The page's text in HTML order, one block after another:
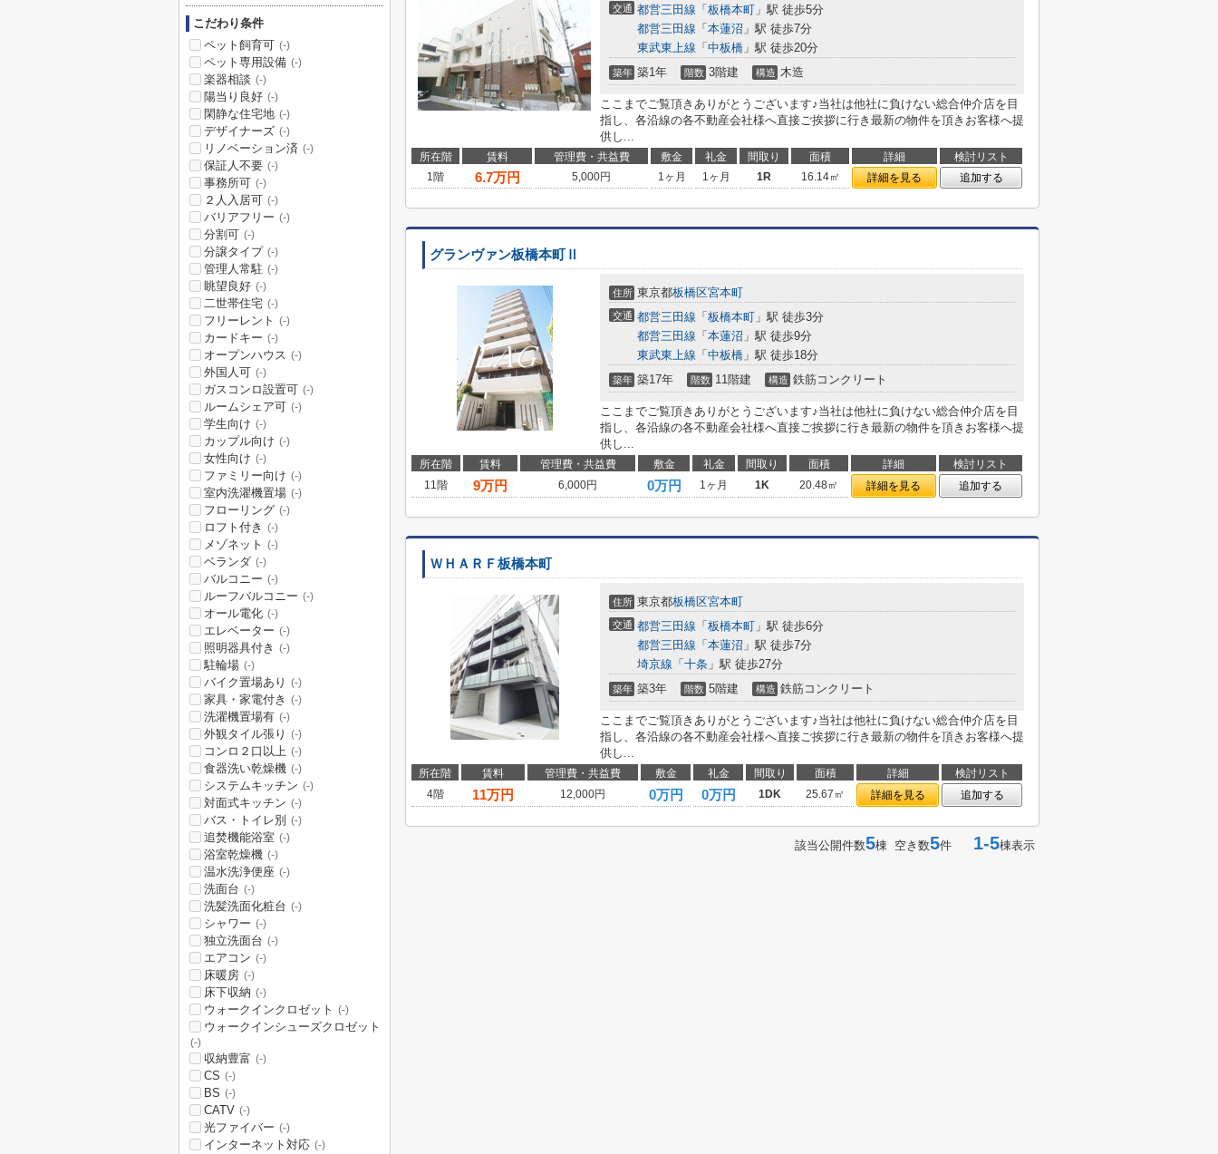
交通 都営三田線 「 板橋本町 」駅 徒歩5分
都営三田線 「 本蓮沼 」駅 徒歩7分
東武東上線 「 中板橋 」駅 徒歩20分
築年 築1年 階数 3階建 構造 木造
ここまでご覧頂きありがとうございます♪当社は他社に負けない総合仲介店を目
指し、各沿線の各不動産会社様へ直接ご挨拶に行き最新の物件を頂きお客様へ提
供し...
所在階 賃料 管理費・共益費 敷金 礼金 間取り 面積 詳細
検討リスト
1階
6.7万円 5,000円 1ヶ月 1ヶ月 1R 16.14㎡ 詳細を見る 追加する
グランヴァン板橋本町Ⅱ
住所 東京都板橋区宮本町
交通 都営三田線 「 板橋本町 」駅 徒歩3分
都営三田線 「 本蓮沼 」駅 徒歩9分
東武東上線 「 中板橋 」駅 徒歩18分
築年 築17年 階数 11階建 構造 鉄筋コンクリート
ここまでご覧頂きありがとうございます♪当社は他社に負けない総合仲介店を目
指し、各沿線の各不動産会社様へ直接ご挨拶に行き最新の物件を頂きお客様へ提
供し...
所在階 賃料 管理費・共益費 敷金 礼金 間取り 面積 詳細
検討リスト
11階
9万円 6,000円 0万円 1ヶ月 1K 20.48㎡ 詳細を見る 追加する
ＷＨＡＲＦ板橋本町
住所 東京都板橋区宮本町
交通 都営三田線 「 板橋本町 」駅 徒歩6分
都営三田線 「 本蓮沼 」駅 徒歩7分
埼京線 「 十条 」駅 徒歩27分
築年 築3年 階数 5階建 構造 鉄筋コンクリート
ここまでご覧頂きありがとうございます♪当社は他社に負けない総合仲介店を目
指し、各沿線の各不動産会社様へ直接ご挨拶に行き最新の物件を頂きお客様へ提
供し...
所在階 賃料 管理費・共益費 敷金 礼金 間取り 面積 詳細
検討リスト
4階
11万円 12,000円 0万円 0万円 1DK 25.67㎡ 詳細を見る 追加する
該当公開件数5棟 空き数5件 1-5棟表示
こだわり条件
ペット飼育可 (-)
ペット専用設備 (-)
楽器相談 (-)
陽当り良好 (-)
閑静な住宅地 (-)
デザイナーズ (-)
リノベーション済 (-)
保証人不要 (-)
事務所可 (-)
２人入居可 (-)
バリアフリー (-)
分割可 (-)
分譲タイプ (-)
管理人常駐 (-)
眺望良好 (-)
二世帯住宅 (-)
フリーレント (-)
カードキー (-)
オープンハウス (-)
外国人可 (-)
ガスコンロ設置可 (-)
ルームシェア可 (-)
学生向け (-)
カップル向け (-)
女性向け (-)
ファミリー向け (-)
室内洗濯機置場 (-)
フローリング (-)
ロフト付き (-)
メゾネット (-)
ベランダ (-)
バルコニー (-)
ルーフバルコニー (-)
オール電化 (-)
エレベーター (-)
照明器具付き (-)
駐輪場 (-)
バイク置場あり (-)
家具・家電付き (-)
洗濯機置場有 (-)
外観タイル張り (-)
コンロ２口以上 (-)
食器洗い乾燥機 (-)
システムキッチン (-)
対面式キッチン (-)
バス・トイレ別 (-)
追焚機能浴室 (-)
浴室乾燥機 (-)
温水洗浄便座 (-)
洗面台 (-)
洗髪洗面化粧台 (-)
シャワー (-)
独立洗面台 (-)
エアコン (-)
床暖房 (-)
床下収納 (-)
ウォークインクロゼット (-)
ウォークインシューズクロゼット
(-)
収納豊富 (-)
CS (-)
BS (-)
CATV (-)
光ファイバー (-)
インターネット対応 (-)